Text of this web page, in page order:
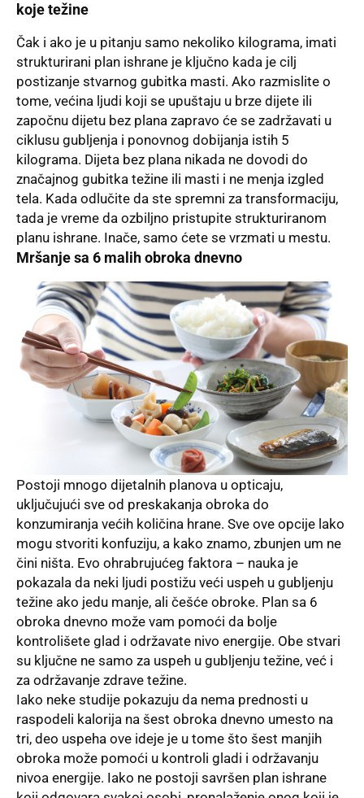
koje težine
Čak i ako je u pitanju samo nekoliko kilograma, imati
strukturirani plan ishrane je ključno kada je cilj
postizanje stvarnog gubitka masti. Ako razmislite o
tome, većina ljudi koji se upuštaju u brze dijete ili
započnu dijetu bez plana zapravo će se zadržavati u
ciklusu gubljenja i ponovnog dobijanja istih 5
kilograma. Dijeta bez plana nikada ne dovodi do
značajnog gubitka težine ili masti i ne menja izgled
tela. Kada odlučite da ste spremni za transformaciju,
tada je vreme da ozbiljno pristupite strukturiranom
planu ishrane. Inače, samo ćete se vrzmati u mestu.
Mršanje sa 6 malih obroka dnevno
Postoji mnogo dijetalnih planova u opticaju,
uključujući sve od preskakanja obroka do
konzumiranja većih količina hrane. Sve ove opcije lako
mogu stvoriti konfuziju, a kako znamo, zbunjen um ne
čini ništa. Evo ohrabrujućeg faktora – nauka je
pokazala da neki ljudi postižu veći uspeh u gubljenju
težine ako jedu manje, ali češće obroke. Plan sa 6
obroka dnevno može vam pomoći da bolje
kontrolišete glad i održavate nivo energije. Obe stvari
su ključne ne samo za uspeh u gubljenju težine, već i
za održavanje zdrave težine.
Iako neke studije pokazuju da nema prednosti u
raspodeli kalorija na šest obroka dnevno umesto na
tri, deo uspeha ove ideje je u tome što šest manjih
obroka može pomoći u kontroli gladi i održavanju
nivoa energije. Iako ne postoji savršen plan ishrane